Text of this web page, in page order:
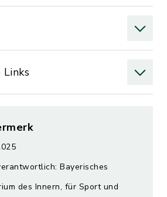
Bayerisches
des Innern, für Sport und